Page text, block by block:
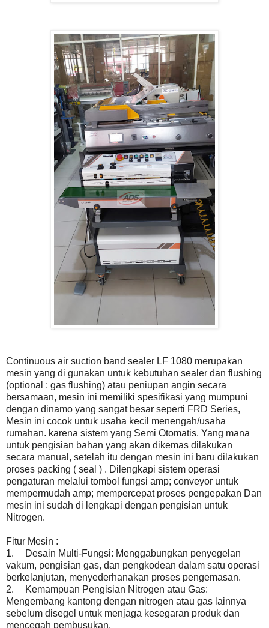
Continuous air suction band sealer LF 1080 merupakan
mesin yang di gunakan untuk kebutuhan sealer dan flushing
(optional : gas flushing) atau peniupan angin secara
bersamaan, mesin ini memiliki spesifikasi yang mumpuni
dengan dinamo yang sangat besar seperti FRD Series,
Mesin ini cocok untuk usaha kecil menengah/usaha
rumahan. karena sistem yang Semi Otomatis. Yang mana
untuk pengisian bahan yang akan dikemas dilakukan
secara manual, setelah itu dengan mesin ini baru dilakukan
proses packing ( seal ) . Dilengkapi sistem operasi
pengaturan melalui tombol fungsi amp; conveyor untuk
mempermudah amp; mempercepat proses pengepakan Dan
mesin ini sudah di lengkapi dengan pengisian untuk
Nitrogen.
Fitur Mesin :
1.
Desain Multi-Fungsi: Menggabungkan penyegelan
vakum, pengisian gas, dan pengkodean dalam satu operasi
berkelanjutan, menyederhanakan proses pengemasan.
2.
Kemampuan Pengisian Nitrogen atau Gas:
Mengembang kantong dengan nitrogen atau gas lainnya
sebelum disegel untuk menjaga kesegaran produk dan
mencegah pembusukan.